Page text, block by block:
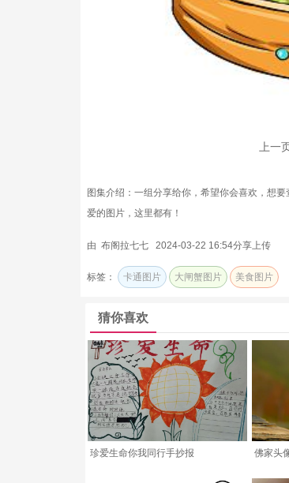
上一页
图集介绍：一组分享给你，希望你会喜欢，想
爱的图片，这里都有！
由 布阁拉七七 2024-03-22 16:54分享上传
标签： 卡通图片 大闸蟹图片 美食图片
猜你喜欢
珍爱生命你我同行手抄报 佛家头